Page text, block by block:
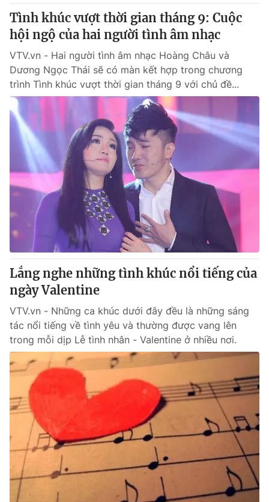
VTV9 VTV8
Liên hệ tòa soạn
THỜI BÁO VTV
Theo dõi báo trên
Cơ quan chủ quản:Đài Truyền hình Việt Nam
Cơ quan báo chí:
Thời báo VTV
Giấy phép hoạt động báo in và báo điện tử số 483/GP-BTTTT
cấp ngày 29/12/2023
Tổng Biên tập:
Phó Tổng Biên tập: Nguyễn Thị Mỹ Hạnh, Phạm Quốc Thắng,
Nguyễn Trọng Ninh
Tổng đài VTV:024.38 355 931 - 024.38 355 932
Ðiện thoại Thời báo VTV:024.66 897 897
Email: toasoan@vtv.vn
Liên hệ quảng cáo:024-7300.7108
Tình khúc vượt thời gian tháng 9: Cuộc
hội ngộ của hai người tình âm nhạc
VTV.vn - Hai người tình âm nhạc Hoàng Châu và
Dương Ngọc Thái sẽ có màn kết hợp trong chương
trình Tình khúc vượt thời gian tháng 9 với chủ đề...
Lắng nghe những tình khúc nổi tiếng của
ngày Valentine
VTV.vn - Những ca khúc dưới đây đều là những sáng
tác nổi tiếng về tình yêu và thường được vang lên
trong mỗi dịp Lễ tình nhân - Valentine ở nhiều nơi.